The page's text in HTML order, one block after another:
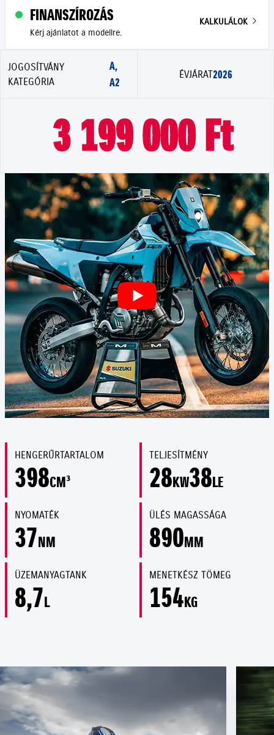
FINANSZÍROZÁS
Kérj ajánlatot a modellre.
KALKULÁLOK
JOGOSÍTVÁNY
KATEGÓRIA
A,
A2
ÉVJÁRAT2026
3 199 000 Ft
HENGERŰRTARTALOM
398CM³
TELJESÍTMÉNY
28KW38LE
NYOMATÉK
37NM
ÜLÉS MAGASSÁGA
890MM
ÜZEMANYAGTANK
8,7L
MENETKÉSZ TÖMEG
154KG